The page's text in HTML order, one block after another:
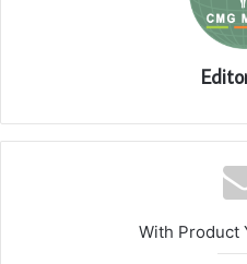
With Product